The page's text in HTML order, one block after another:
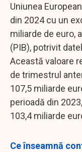
Uniunea
din 2024 cu un
miliarde de euro,
(PIB), potrivit
Această valoare
de trimestrul
107,5 miliarde
perioadă din
103,4 miliarde
Ce înseamnă